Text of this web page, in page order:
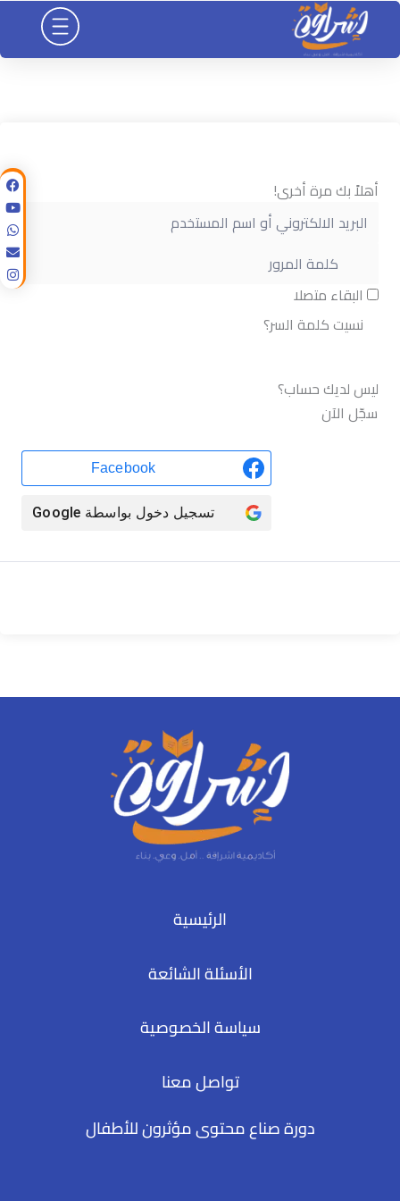
تخطي
المحتوى
أهلاً بك مرة أخرى!
البقاء متصلا
نسيت كلمة السر؟
ليس لديك حساب؟
سجّل الآن
Facebook
تسجيل دخول بواسطة Google
الرئيسية
الأسئلة الشائعة
سياسة الخصوصية
تواصل معنا
دورة صناع محتوى مؤثرون للأطفال